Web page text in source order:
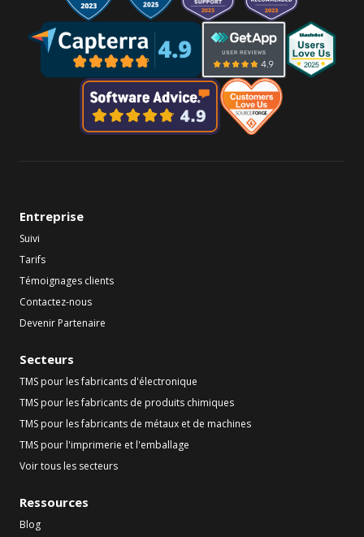
Entreprise
Suivi
Tarifs
Témoignages clients
Contactez-nous
Devenir Partenaire
Secteurs
TMS pour les fabricants d'électronique
TMS pour les fabricants de produits chimiques
TMS pour les fabricants de métaux et de machines
TMS pour l'imprimerie et l'emballage
Voir tous les secteurs
Ressources
Blog